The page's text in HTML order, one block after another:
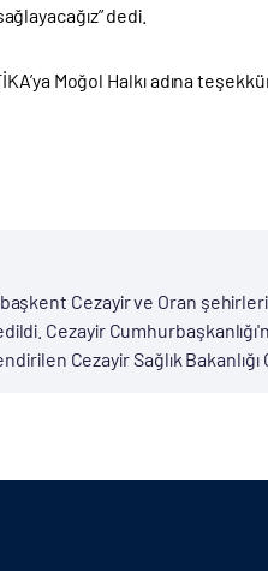
dedi.
Moğol Halkı adına
Cezayir ve Oran
Cezayir
Cezayir Sağlık Bakanlığı